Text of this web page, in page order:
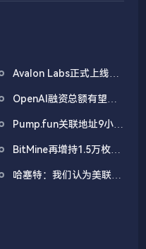
Avalon Labs正式上线
OpenAI融资总额有望突
Pump.fun关联地址9小时
PUMP
BitMine再增持1.5万枚
枚
哈塞特：我们认为美联储